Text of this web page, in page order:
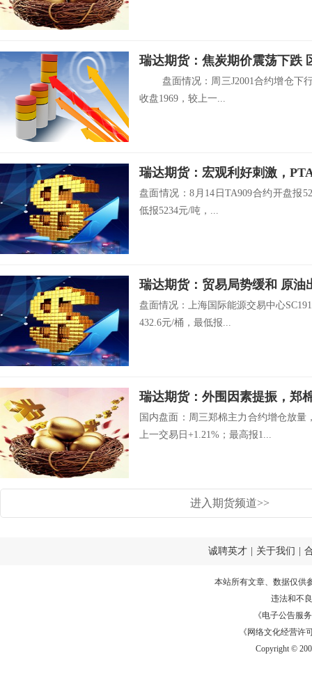
瑞达期货：焦炭期价震荡下跌
盘面情况：周三J2001合约增仓下行
收盘1969，较上一...
瑞达期货：宏观利好刺激，
盘面情况：8月14日TA909合约开盘报
低报5234元/吨，...
瑞达期货：贸易局势缓和
盘面情况：上海国际能源交易中心
432.6元/桶，最低报...
瑞达期货：外围因素提振，郑
国内盘面：周三郑棉主力合约增仓放量
上一交易日+1.21%；最高报1...
进入期货频道>>
诚聘英才 关于我们
本站所有文章、数据仅供
违法和不
《电子公告服务
《网络文化经营许
Copyright ©